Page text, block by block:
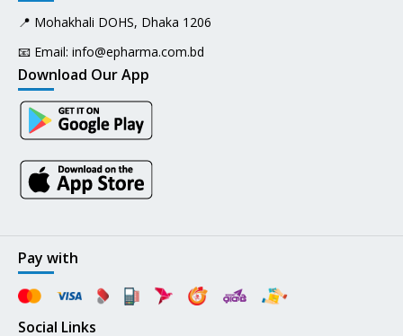
📍 Mohakhali DOHS, Dhaka 1206
📧 Email: info@epharma.com.bd
Download Our App
Pay with
Social Links